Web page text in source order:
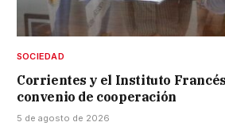
SOCIEDAD
Corrientes y el Instituto
convenio de cooperación
5 de agosto de 2026